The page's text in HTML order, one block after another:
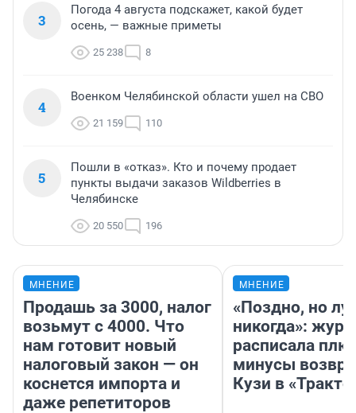
3
Погода 4 августа подскажет, какой будет
осень, — важные приметы
25 238 8
4
Военком Челябинской области ушел на СВО
21 159 110
5
Пошли в «отказ». Кто и почему продает
пункты выдачи заказов Wildberries в
Челябинске
20 550 196
МНЕНИЕ
Продашь за 3000, налог
возьмут с 4000. Что
нам готовит новый
налоговый закон — он
коснется импорта и
даже репетиторов
МНЕНИЕ
«Поздно, но
никогда»:
расписала
минусы
Кузи в